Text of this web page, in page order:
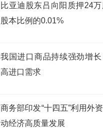
比亚迪股东吕向阳质押24
股本比例的0.01%
我国进口商品持续强劲增
高进口需求
商务部印发“十四五”利用外
动经济高质量发展